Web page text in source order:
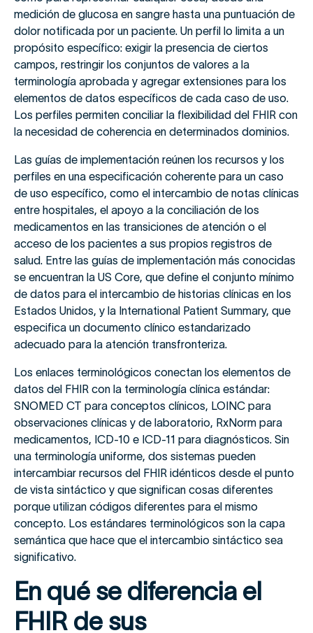
medición de glucosa en sangre hasta una puntuación de
dolor notificada por un paciente. Un perfil lo limita a un
propósito específico: exigir la presencia de ciertos
campos, restringir los conjuntos de valores a la
terminología aprobada y agregar extensiones para los
elementos de datos específicos de cada caso de uso.
Los perfiles permiten conciliar la flexibilidad del FHIR con
la necesidad de coherencia en determinados dominios.
Las guías de implementación reúnen los recursos y los
perfiles en una especificación coherente para un caso
de uso específico, como el intercambio de notas clínicas
entre hospitales, el apoyo a la conciliación de los
medicamentos en las transiciones de atención o el
acceso de los pacientes a sus propios registros de
salud. Entre las guías de implementación más conocidas
se encuentran la US Core, que define el conjunto mínimo
de datos para el intercambio de historias clínicas en los
Estados Unidos, y la International Patient Summary, que
especifica un documento clínico estandarizado
adecuado para la atención transfronteriza.
Los enlaces terminológicos conectan los elementos de
datos del FHIR con la terminología clínica estándar:
SNOMED CT para conceptos clínicos, LOINC para
observaciones clínicas y de laboratorio, RxNorm para
medicamentos, ICD-10 e ICD-11 para diagnósticos. Sin
una terminología uniforme, dos sistemas pueden
intercambiar recursos del FHIR idénticos desde el punto
de vista sintáctico y que significan cosas diferentes
porque utilizan códigos diferentes para el mismo
concepto. Los estándares terminológicos son la capa
semántica que hace que el intercambio sintáctico sea
significativo.
En qué se diferencia el
FHIR de sus